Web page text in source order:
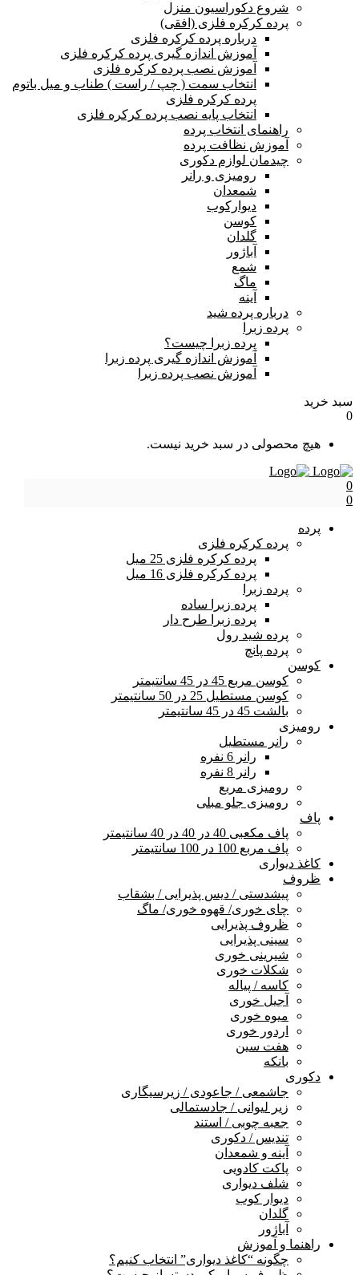
شروع دکوراسیون منزل
پرده کرکره فلزی (افقی)
درباره پرده کرکره فلزی
آموزش اندازه گیری پرده کرکره فلزی
آموزش نصب پرده کرکره فلزی
انتخاب سمت ( چپ / راست ) طناب و میل باتوم
پرده کرکره فلزی
انتخاب پایه نصب پرده کرکره فلزی
راهنمای انتخاب پرده
آموزش نظافت پرده
چیدمان لوازم دکوری
رومیزی و رانر
شمعدان
دیوارکوب
کوسن
گلدان
آباژور
شمع
ماگ
آینه
درباره پرده شید
پرده زبرا
پرده زبرا چیست؟
آموزش اندازه گیری پرده زبرا
آموزش نصب پرده زبرا
سبد خرید
0
هیچ محصولی در سبد خرید نیست.
0
0
پرده
پرده کرکره فلزی
پرده کرکره فلزی 25 میل
پرده کرکره فلزی 16 میل
پرده زبرا
پرده زبرا ساده
پرده زبرا طرح دار
پرده شید رول
پرده پانچ
کوسن
کوسن مربع 45 در 45 سانتیمتر
کوسن مستطیل 25 در 50 سانتیمتر
بالشت 45 در 45 سانتیمتر
رومیزی
رانر مستطیل
رانر 6 نفره
رانر 8 نفره
رومیزی مربع
رومیزی جلو مبلی
پاف
پاف مکعبی 40 در 40 در 40 سانتیمتر
پاف مربع 100 در 100 سانتیمتر
کاغذ دیواری
ظروف
پیشدستی / دیس پذیرایی / بشقاب
چای خوری/ قهوه خوری/ ماگ
ظروف پذیرایی
سینی پذیرایی
شیرینی خوری
شکلات خوری
کاسه / پیاله
آجیل خوری
میوه خوری
اردور خوری
هفت سین
بانکه
دکوری
جاشمعی / جاعودی / زیرسیگاری
زیر لیوانی / جادستمالی
جعبه چوبی / استند
تندیس / دکوری
آینه و شمعدان
پاکت کادویی
شلف دیواری
دیوار کوب
گلدان
آباژور
راهنما و آموزش
چگونه “کاغذ دیواری” انتخاب کنیم؟